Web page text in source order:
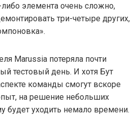
элемента очень сложно,
три-четыре других,
Marussia потеряла почти
тестовый день. И хотя Бут
команды смогут вскоре
на решение небольших
будет уходить немало времени.